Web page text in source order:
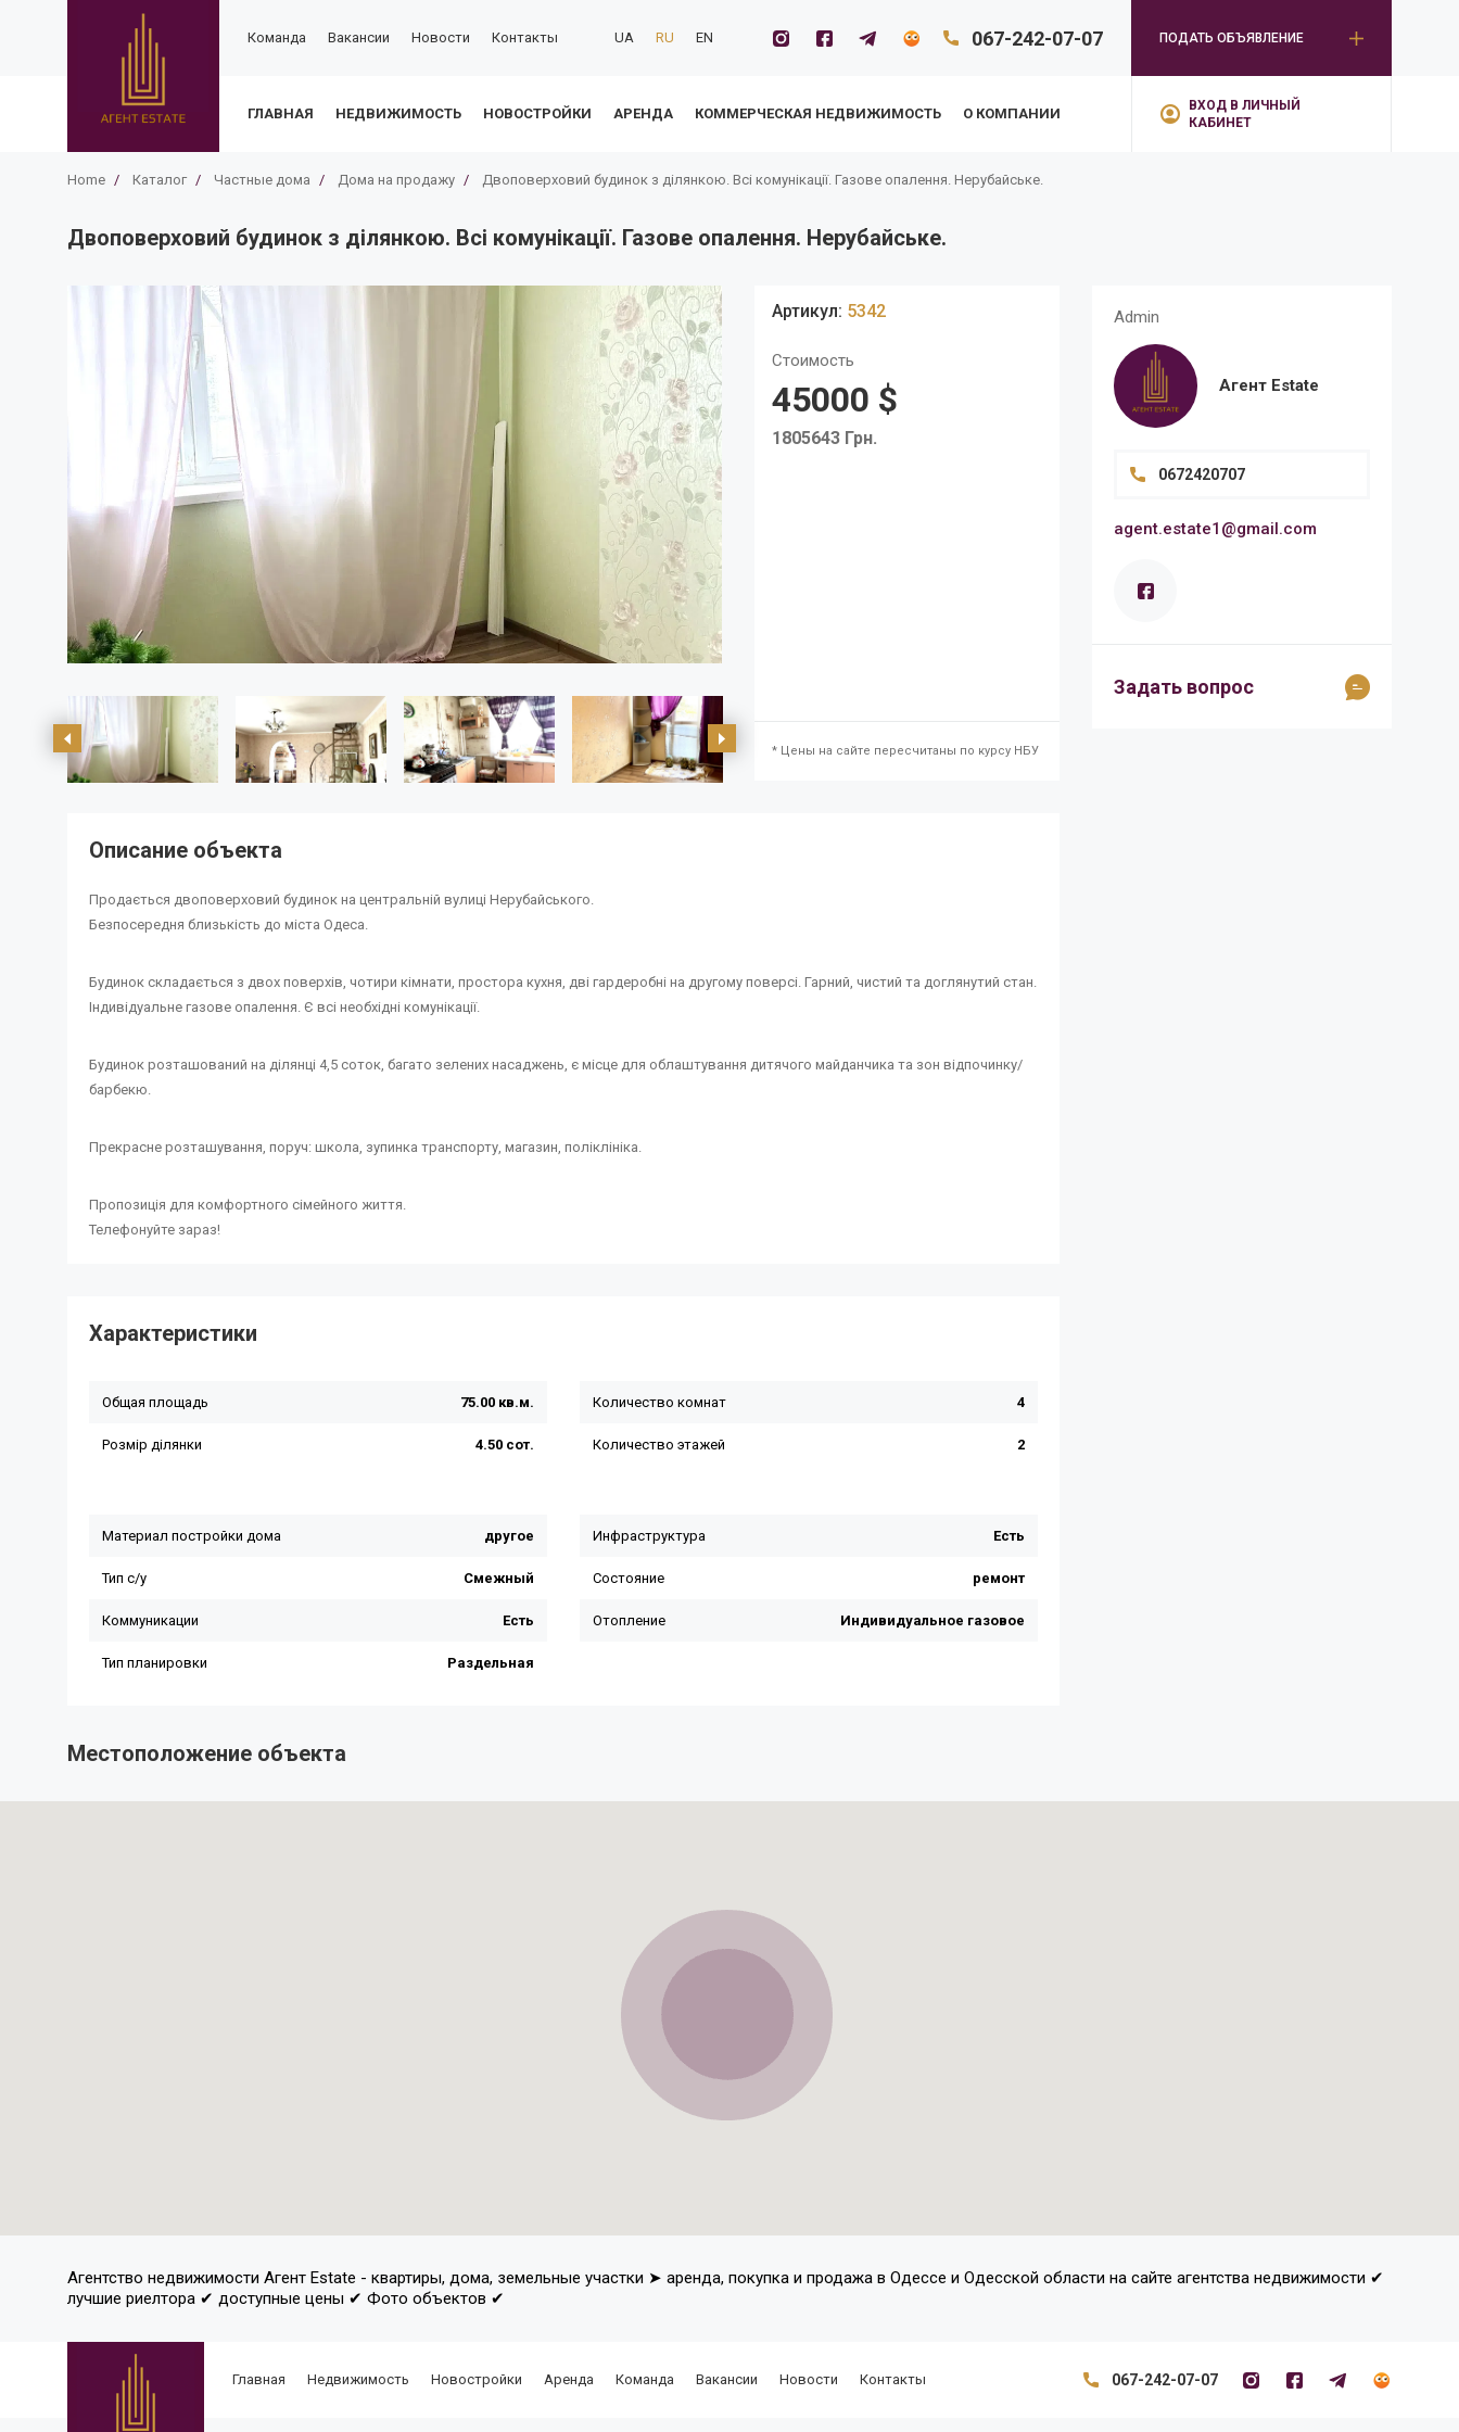
Команда Вакансии Новости Контакты UA RU EN 067-242-07-07 ПОДАТЬ ОБЪЯВЛЕНИЕ
ГЛАВНАЯ НЕДВИЖИМОСТЬ НОВОСТРОЙКИ АРЕНДА КОММЕРЧЕСКАЯ НЕДВИЖИМОСТЬ О КОМПАНИИ
ВХОД В ЛИЧНЫЙ
КАБИНЕТ
Home / Каталог / Частные дома / Дома на продажу / Двоповерховий будинок з ділянкою. Всі комунікації. Газове опалення. Нерубайське.
Двоповерховий будинок з ділянкою. Всі комунікації. Газове опалення. Нерубайське.
Артикул: 5342
Стоимость
45000 $
1805643 Грн.
* Цены на сайте пересчитаны по курсу НБУ
Описание объекта
Продається двоповерховий будинок на центральній вулиці Нерубайського.
Безпосередня близькість до міста Одеса.
Будинок складається з двох поверхів, чотири кімнати, простора кухня, дві гардеробні на другому поверсі. Гарний, чистий та доглянутий стан.
Індивідуальне газове опалення. Є всі необхідні комунікації.
Будинок розташований на ділянці 4,5 соток, багато зелених насаджень, є місце для облаштування дитячого майданчика та зон відпочинку/
барбекю.
Прекрасне розташування, поруч: школа, зупинка транспорту, магазин, поліклініка.
Пропозиція для комфортного сімейного життя.
Телефонуйте зараз!
Характеристики
Admin
Агент Estate
0672420707
agent.estate1@gmail.com
Задать вопрос
Местоположение объекта
Агентство недвижимости Агент Estate - квартиры, дома, земельные участки ➤ аренда, покупка и продажа в Одессе и Одесской области на сайте агентства недвижимости ✔
лучшие риелтора ✔ доступные цены ✔ Фото объектов ✔
Главная Недвижимость Новостройки Аренда Команда Вакансии Новости Контакты 067-242-07-07